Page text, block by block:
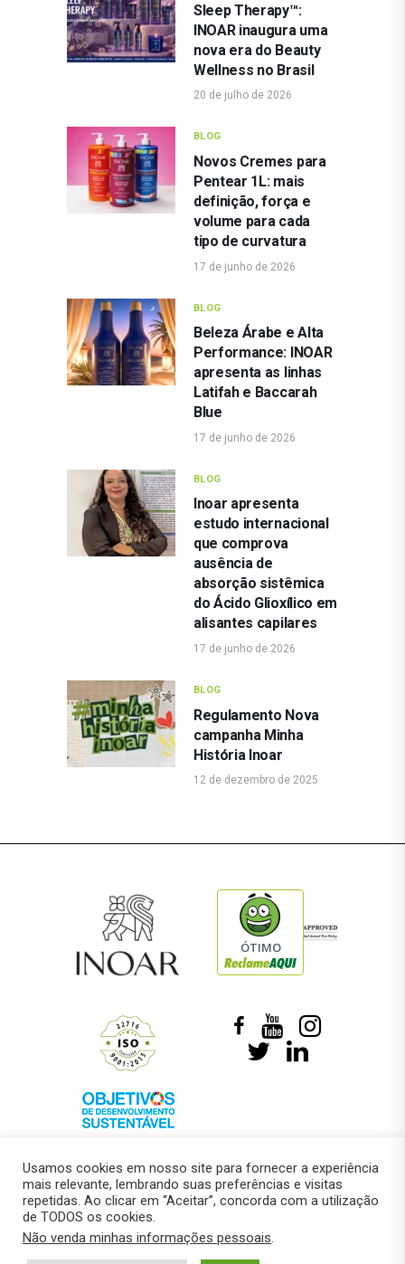
Sleep Therapy™:
INOAR inaugura uma
nova era do Beauty
Wellness no Brasil
20 de julho de 2026
BLOG
Novos Cremes para
Pentear 1L: mais
definição, força e
volume para cada
tipo de curvatura
17 de junho de 2026
BLOG
Beleza Árabe e Alta
Performance: INOAR
apresenta as linhas
Latifah e Baccarah
Blue
17 de junho de 2026
BLOG
Inoar apresenta
estudo internacional
que comprova
ausência de
absorção sistêmica
do Ácido Glioxílico em
alisantes capilares
17 de junho de 2026
BLOG
Regulamento Nova
campanha Minha
História Inoar
12 de dezembro de 2025
ÓTIMO
© 2018 –Marcelo Roberto Pressi
Usamos cookies em nosso site para fornecer a experiência
mais relevante, lembrando suas preferências e visitas
repetidas. Ao clicar em “Aceitar”, concorda com a utilização
de TODOS os cookies.
Não venda minhas informações pessoais.